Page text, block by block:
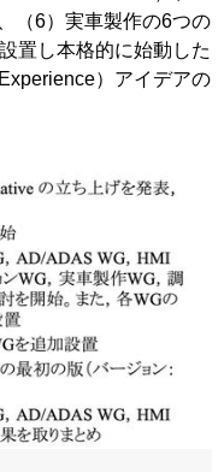
（6）実車製作の6つの
置し本格的に始動した
）アイデアの